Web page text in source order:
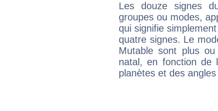
Les douze signes
groupes ou modes,
qui signifie
quatre signes. Le
Mutable sont plus
natal, en fonction de
planètes et des